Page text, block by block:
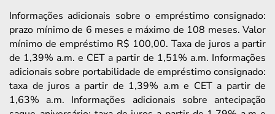
Informações adicionais sobre o empréstimo consignado:
prazo mínimo de 6 meses e máximo de 108 meses. Valor
mínimo de empréstimo R$ 100,00. Taxa de juros a partir
de 1,39% a.m. e CET a partir de 1,51% a.m. Informações
adicionais sobre portabilidade de empréstimo consignado:
taxa de juros a partir de 1,39% a.m e CET a partir de
1,63% a.m. Informações adicionais sobre antecipação